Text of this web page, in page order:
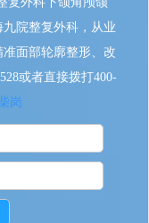
院整复外科，从业
面部轮廓整形、改
或者直接拨打400-
岗